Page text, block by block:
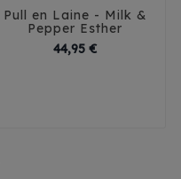
Pull en Laine - Milk &
Pepper Esther
44,95 €Prix